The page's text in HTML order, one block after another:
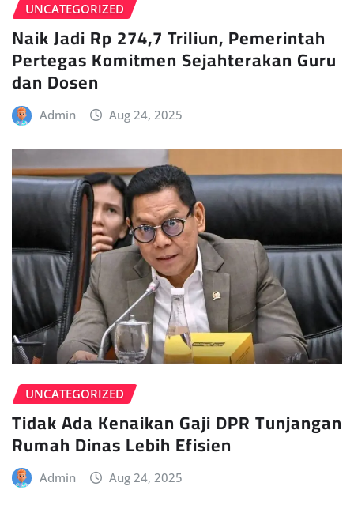
UNCATEGORIZED
Naik Jadi Rp 274,7 Triliun, Pemerintah
Pertegas Komitmen Sejahterakan Guru
dan Dosen
Admin Aug 24, 2025
UNCATEGORIZED
Tidak Ada Kenaikan Gaji DPR Tunjangan
Rumah Dinas Lebih Efisien
Admin Aug 24, 2025